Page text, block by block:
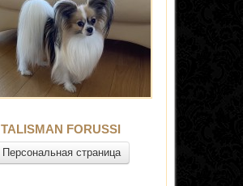
TALISMAN FORUSSI
Персональная страница